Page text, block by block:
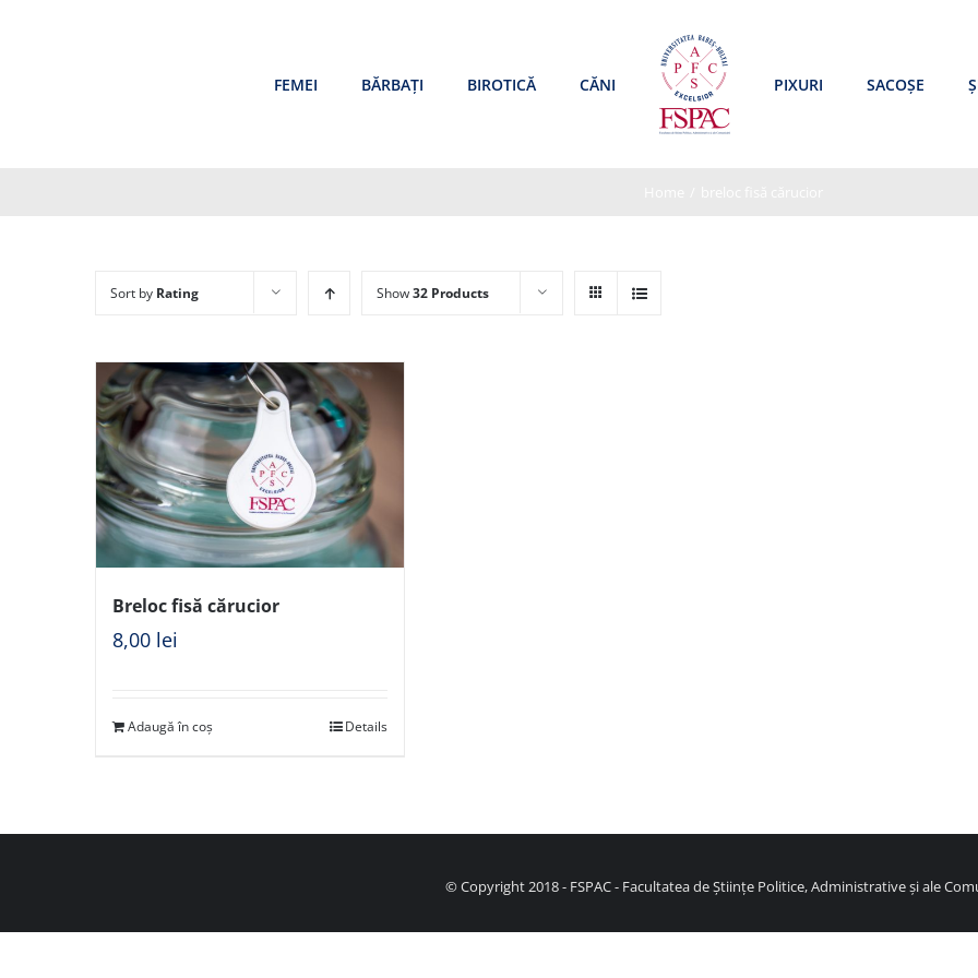
FEMEI BĂRBAȚI BIROTICĂ CĂNI PIXURI SACOȘE
Sort by Rating Show32 Products
Breloc fisă cărucior
8,00 lei
Adaugă în coș Details
© Copyright 2018 - FSPAC - Facultatea de Științe Politice, Administrative și ale